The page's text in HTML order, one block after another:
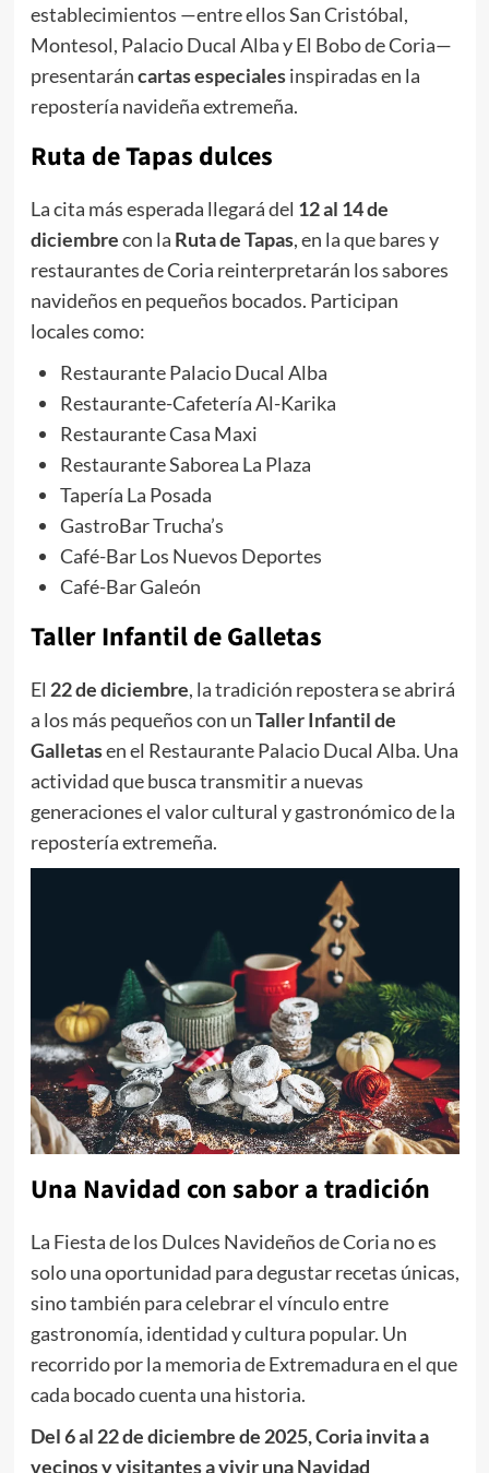
establecimientos —entre ellos San Cristóbal,
Montesol, Palacio Ducal Alba y El Bobo de Coria—
presentaráncartas especialesinspiradas en la
repostería navideña extremeña.
Ruta de Tapas dulces
La cita más esperada llegará del 12 al 14 de
diciembrecon la Ruta de Tapas, en la que bares y
restaurantes de Coria reinterpretarán los sabores
navideños en pequeños bocados. Participan
locales como:
Restaurante Palacio Ducal Alba
Restaurante-Cafetería Al-Karika
Restaurante Casa Maxi
Restaurante Saborea La Plaza
Tapería La Posada
GastroBar Trucha’s
Café-Bar Los Nuevos Deportes
Café-Bar Galeón
Taller Infantil de Galletas
El 22 de diciembre, la tradición repostera se abrirá
a los más pequeños con unTaller Infantil de
Galletasen el Restaurante Palacio Ducal Alba. Una
actividad que busca transmitir a nuevas
generaciones el valor cultural y gastronómico de la
repostería extremeña.
Una Navidad con sabor a tradición
La Fiesta de los Dulces Navideños de Coria no es
solo una oportunidad para degustar recetas únicas,
sino también para celebrar el vínculo entre
gastronomía, identidad y cultura popular. Un
recorrido por la memoria de Extremadura en el que
cada bocado cuenta una historia.
Del 6 al 22 de diciembre de 2025, Coria invita a
vecinos y visitantes a vivir una Navidad